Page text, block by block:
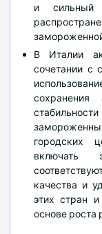
и сильный
В Италии
сочетании с
сохранения
городских
включать
качества и
этих стран и
основе роста